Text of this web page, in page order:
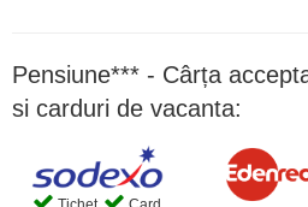
Pensiune*** - Cârța
si carduri de vacanta: